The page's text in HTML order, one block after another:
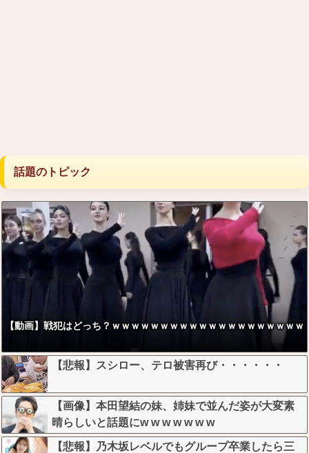
話題のトピック
【動画】戦犯はどっち？ｗｗｗｗｗｗｗｗｗｗｗｗｗｗｗｗｗｗｗｗ
【悲報】スシロー、テロ被害再び・・・・・・
【画像】本田望結の妹、姉妹で並んだ姿が大変素
晴らしいと話題にw w w w w w w
【悲報】乃木坂レベルでもグループ卒業したら三